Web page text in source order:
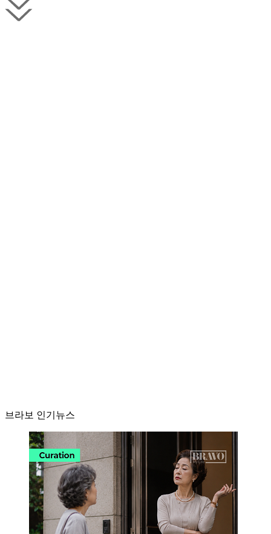
브라보 인기뉴스